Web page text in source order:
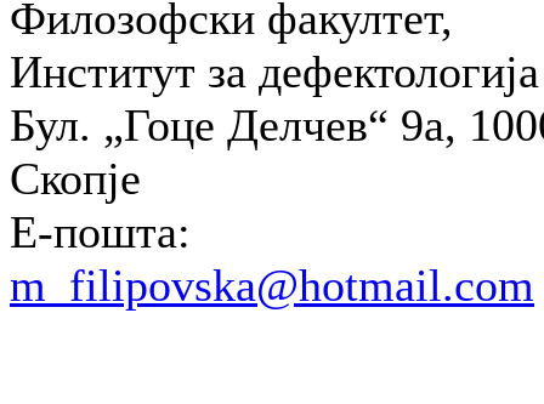
Филозофски факултет,
Институт за дефектологија
Бул. „Гоце Делчев“ 9а,
Скопје
E-пошта:
m_filipovska@hotmail.com